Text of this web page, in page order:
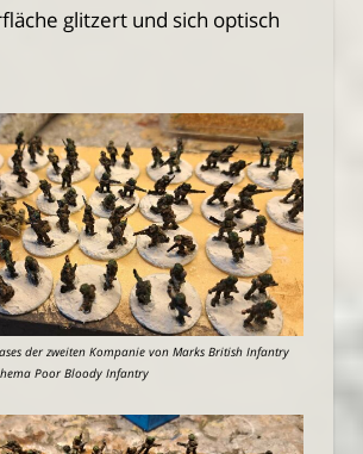
glitzert und sich optisch
der zweiten Kompanie von Marks British Infantry
Poor Bloody Infantry